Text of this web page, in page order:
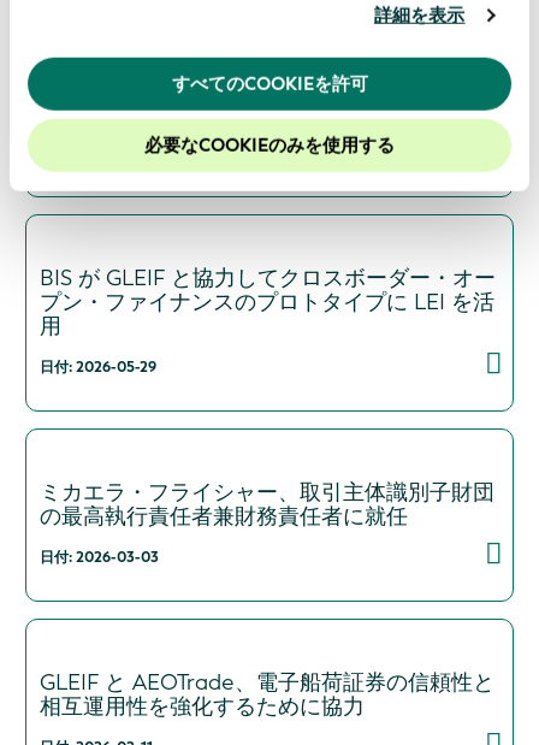
用したときに収集した他の情報を組み合わせて使用する
ッキーに同意したことになります。
当社のウェブサイトでのエクスペリエンスを向上させる
ために、Cookieを有効にしておくことをお勧めします。
詳細を表示
すべてのCOOKIEを許可
必要なCOOKIEのみを使用する
GLEIFとグローバル・エネルギー・モニター、
エネルギー資産の所有権に関する透明性向上に
向け提携
日付: 2026-06-09
BIS が GLEIF と協力してクロスボーダー・オー
プン・ファイナンスのプロトタイプに LEI を活
用
日付: 2026-05-29
ミカエラ・フライシャー、取引主体識別子財団
の最高執行責任者兼財務責任者に就任
日付: 2026-03-03
GLEIF と AEOTrade、電子船荷証券の信頼性と
相互運用性を強化するために協力